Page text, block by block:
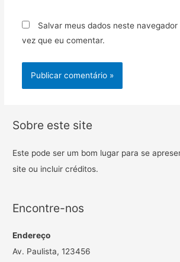
Salvar meus dados neste navegador
vez que eu comentar.
Sobre este site
Este pode ser um bom lugar para se
site ou incluir créditos.
Encontre-nos
Endereço
Av. Paulista, 123456